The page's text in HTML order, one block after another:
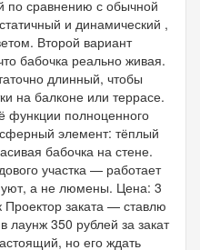
сравнению с обычной
и динамический ,
Второй вариант
бабочка реально живая.
длинный, чтобы
на балконе или террасе.
функции полноценного
элемент: тёплый
бабочка на стене.
участка — работает
уют, а не люмены. Цена: 3
Проектор заката — ставлю
лаунж 350 рублей за закат
но его ждать